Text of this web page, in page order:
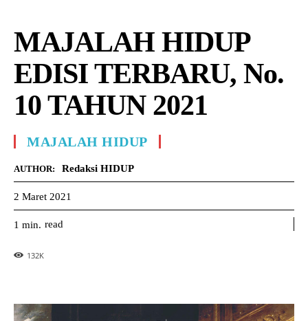
MAJALAH HIDUP
EDISI TERBARU, No.
10 TAHUN 2021
MAJALAH HIDUP
AUTHOR: Redaksi HIDUP
2 Maret 2021
1 min. read
132K